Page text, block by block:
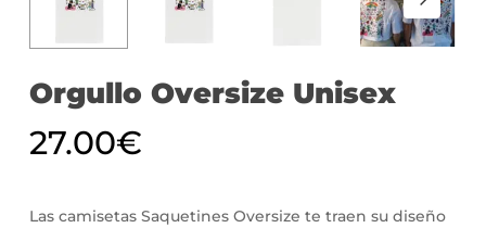
Orgullo Oversize Unisex
27.00€
Las camisetas Saquetines Oversize te traen su diseño